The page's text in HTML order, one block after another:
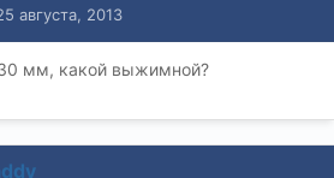
августа, 2013
мм, какой выжимной?